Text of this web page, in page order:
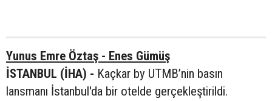
Yunus Emre Öztaş - Enes Gümüş
İSTANBUL (İHA) - Kaçkar by UTMB’nin basın
lansmanı İstanbul'da bir otelde gerçekleştirildi.